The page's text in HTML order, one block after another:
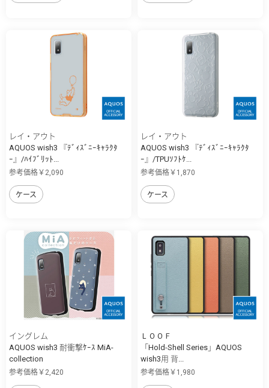
レイ・アウト
AQUOS wish3 『ﾃﾞｨｽﾞﾆｰｷｬﾗｸﾀ
ｰ』/ﾊｲﾌﾞﾘｯﾄ...
参考価格￥2,090
ケース
レイ・アウト
AQUOS wish3 『ﾃﾞｨｽﾞﾆｰｷｬﾗｸﾀ
ｰ』/TPUｿﾌﾄｹ...
参考価格￥1,870
ケース
イングレム
AQUOS wish3 耐衝撃ｹｰｽ MiA-
collection
参考価格￥2,420
ＬＯＯＦ
「Hold-Shell Series」AQUOS
wish3用 背...
参考価格￥1,980